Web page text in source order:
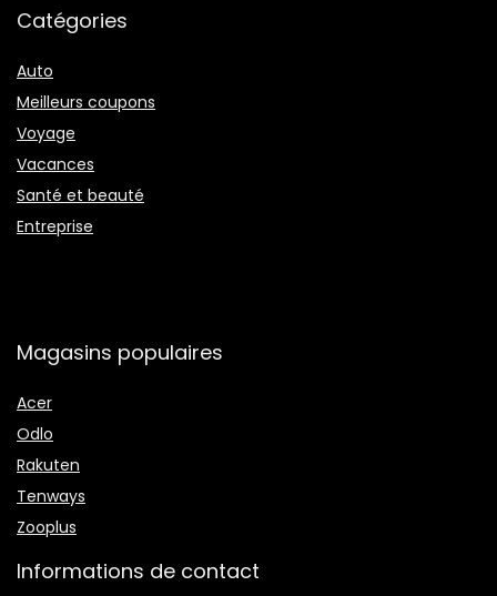
Catégories
Auto
Meilleurs coupons
Voyage
Vacances
Santé et beauté
Entreprise
Magasins populaires
Acer
Odlo
Rakuten
Tenways
Zooplus
Informations de contact